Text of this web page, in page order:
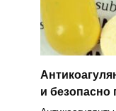
и безопасно